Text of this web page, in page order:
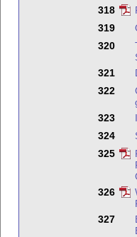
318
319
320
321
322
323
324
325
326
327